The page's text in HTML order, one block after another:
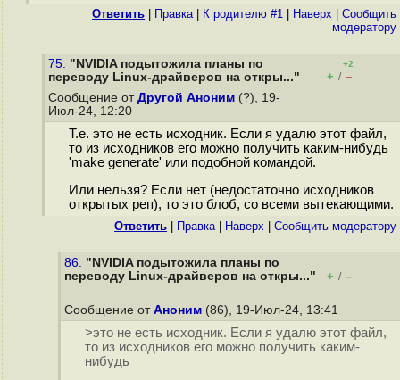
Ответить Правка| К родителю #1 Наверх
Cообщить
модератору
75. "NVIDIA подытожила планы по
переводу Linux-драйверов на откры..."
+2
+ / –
Сообщение от Другой Аноним (?), 19-
Июл-24, 12:20
Т.е. это не есть исходник. Если я удалю этот файл,
то из исходников его можно получить каким-нибудь
'make generate' или подобной командой.
Или нельзя? Если нет (недостаточно исходников
открытых реп), то это блоб, со всеми вытекающими.
Ответить Правка| Наверх Cообщить модератору
86. "NVIDIA подытожила планы по
переводу Linux-драйверов на откры..."
+ / –
Сообщение от Аноним (86), 19-Июл-24, 13:41
>это не есть исходник. Если я удалю этот файл,
то из исходников его можно получить каким-
нибудь